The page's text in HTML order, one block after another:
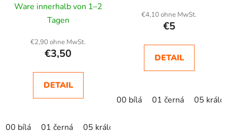
Ware innerhalb von 1–2
Tagen
€2,90 ohne MwSt.
€3,50
DETAIL
00 bílá 01 černá 05 královská modrá
€4,10 ohne MwSt.
€5
DETAIL
00 bílá 01 černá 05